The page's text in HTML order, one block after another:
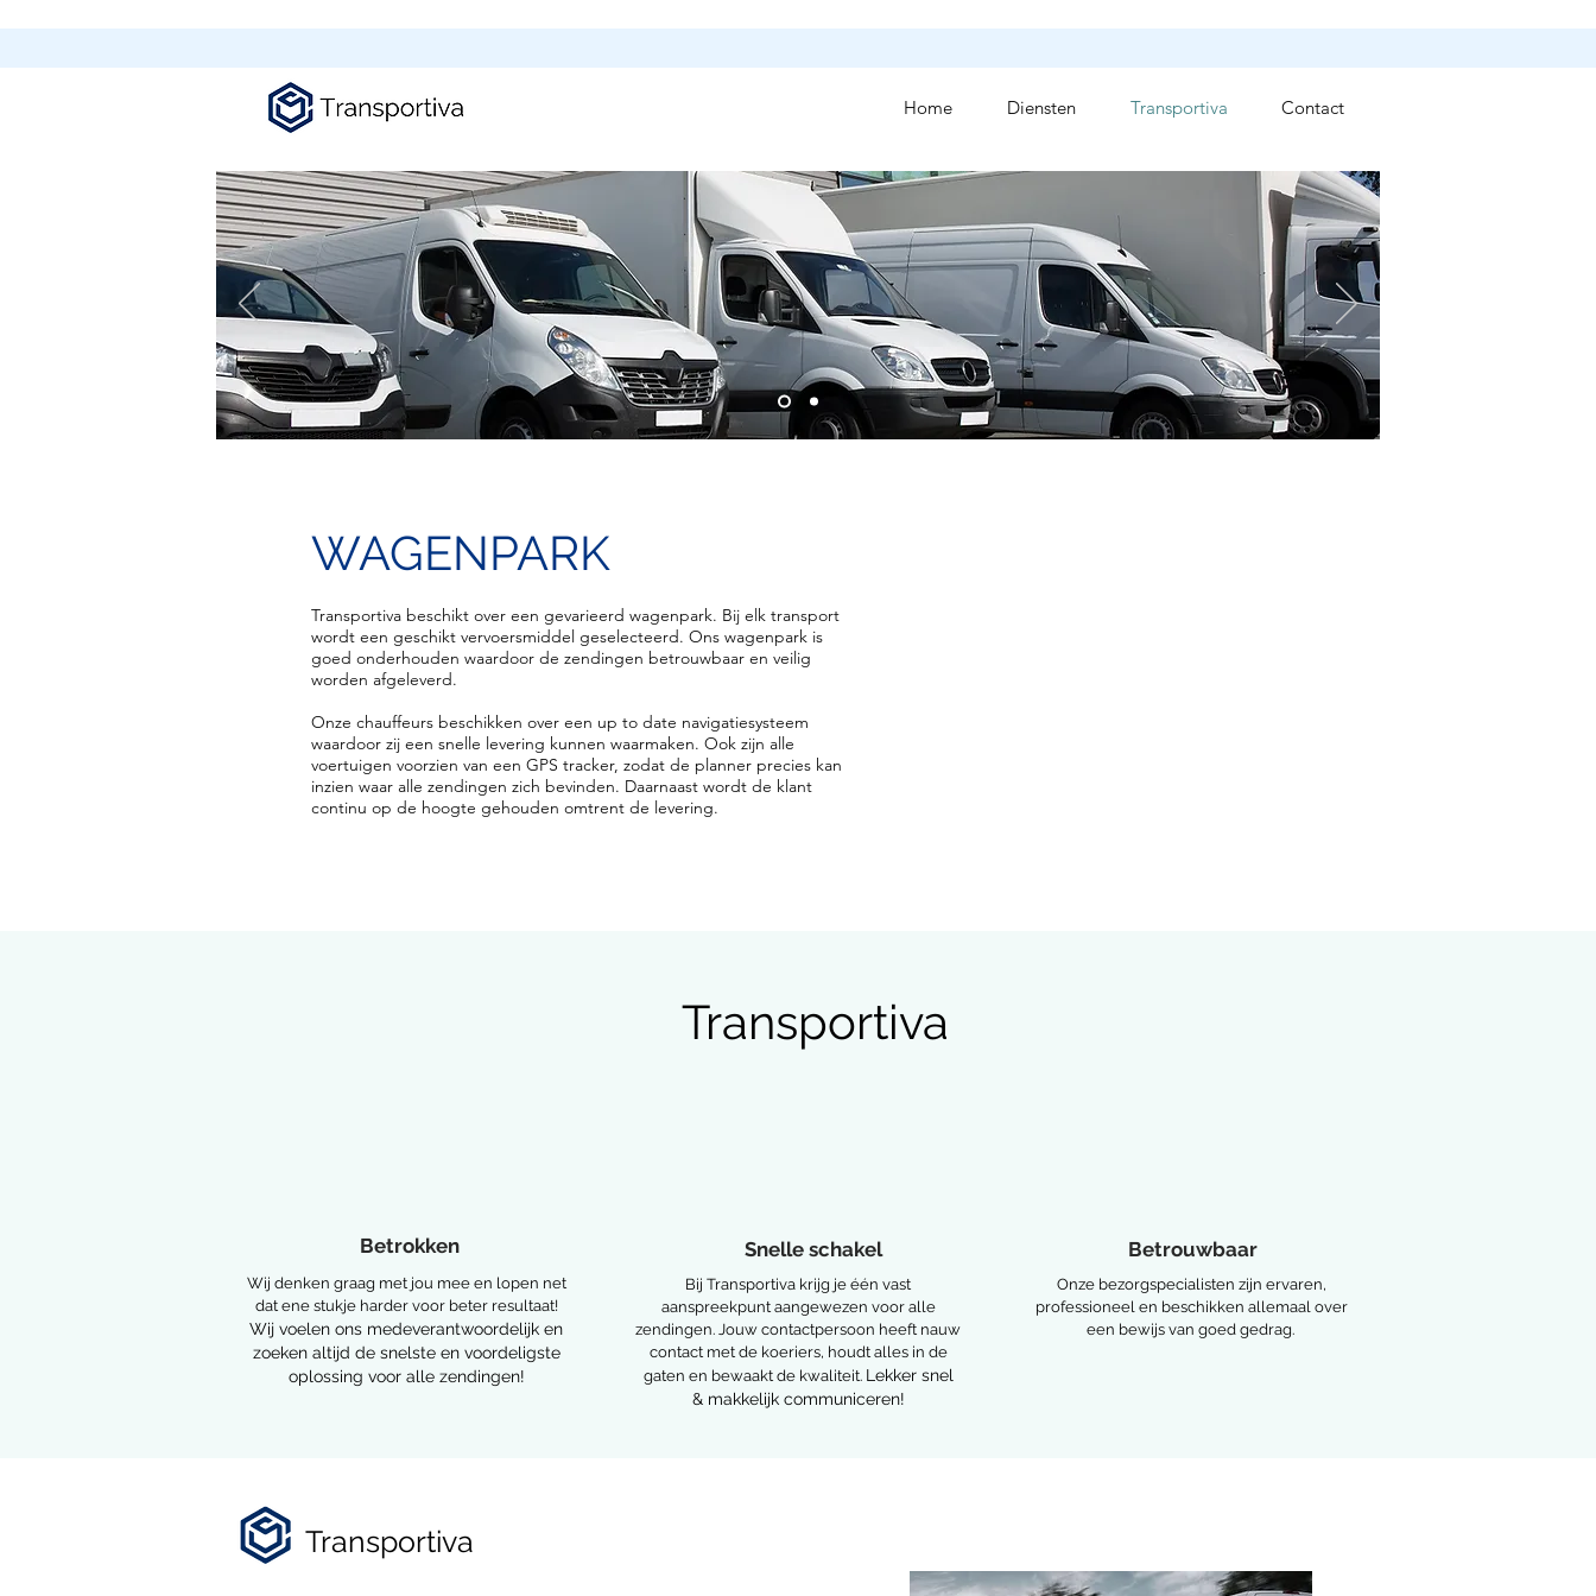
Home Diensten Transportiva Contact
WAGENPARK
Transportiva beschikt over een gevarieerd wagenpark. Bij elk transport
wordt een geschikt vervoersmiddel geselecteerd. Ons wagenpark is
goed onderhouden waardoor de zendingen betrouwbaar en veilig
worden afgeleverd.
Onze chauffeurs beschikken over een up to date navigatiesysteem
waardoor zij een snelle levering kunnen waarmaken. Ook zijn alle
voertuigen voorzien van een GPS tracker, zodat de planner precies kan
inzien waar alle zendingen zich bevinden. Daarnaast wordt de klant
continu op de hoogte gehouden omtrent de levering.
Transportiva
Betrokken
Wij denken graag met jou mee en lopen net
dat ene stukje harder voor beter resultaat!
Wij voelen ons medeverantwoordelijk en
zoeken altijd de snelste en voordeligste
oplossing voor alle zendingen!
Snelle schakel
Bij Transportiva krijg je één vast
aanspreekpunt aangewezen voor alle
zendingen. Jouw contactpersoon heeft nauw
contact met de koeriers, houdt alles in de
gaten en bewaakt de kwaliteit. Lekker snel
& makkelijk communiceren!
Betrouwbaar
Onze bezorgspecialisten zijn ervaren,
professioneel en beschikken allemaal over
een bewijs van goed gedrag.
Transportiva